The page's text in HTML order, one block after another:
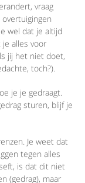
vraag
wel dat je altijd
je alles voor
jij het niet doet,
toch?).
je je gedraagt.
sturen, blijf je
Je weet dat
tegen alles
is dat dit niet
(gedrag), maar